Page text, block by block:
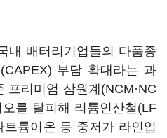
내 배터리기업들의 다품종
부담 확대라는 과
프리미엄 삼원계(NCM·NC
를 탈피해 리튬인산철(LF
륨이온 등 중저가 라인업